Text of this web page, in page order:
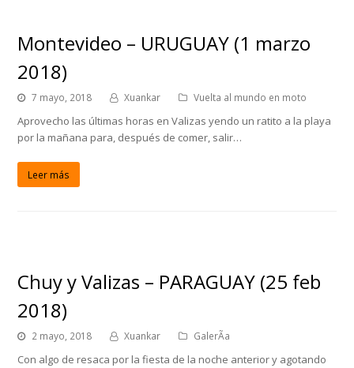
Montevideo – URUGUAY (1 marzo
2018)
7 mayo, 2018 Xuankar Vuelta al mundo en moto
Aprovecho las últimas horas en Valizas yendo un ratito a la playa
por la mañana para, después de comer, salir…
Leer más
Chuy y Valizas – PARAGUAY (25 feb
2018)
2 mayo, 2018 Xuankar GalerÃ­a
Con algo de resaca por la fiesta de la noche anterior y agotando